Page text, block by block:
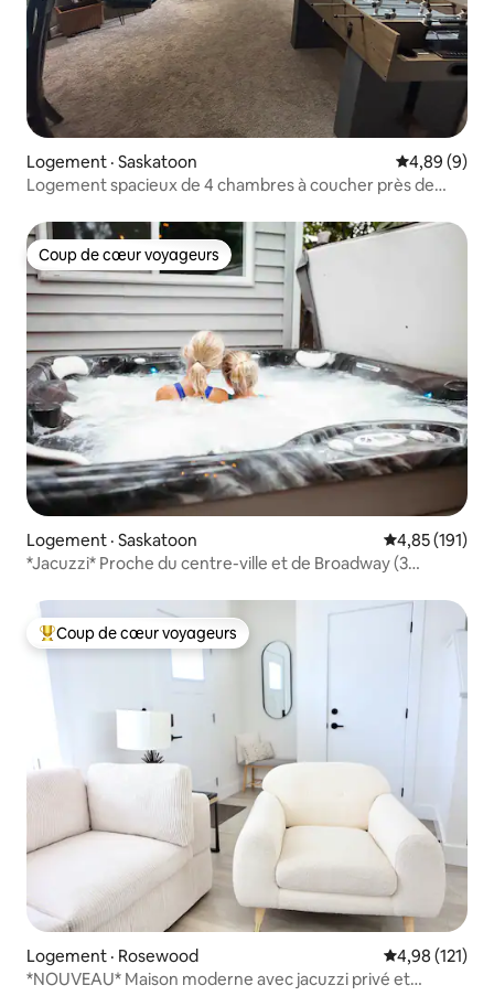
Logement · Saskatoon Note
4,89 (9)
Logement spacieux de 4 chambres à coucher près de
Jacuzzi + stationnement
Coup de cœur voyageurs
Coup de cœur voyageurs
Logement · Saskatoon Note
4,85 (191)
*Jacuzzi* Proche du centre-ville et de Broadway (3
Coup de cœur voyageurs parmi les plus aimés
Coup de cœur voyageurs
Logement · Rosewood Note
4,98 (121)
*NOUVEAU* Maison moderne avec jacuzzi privé et